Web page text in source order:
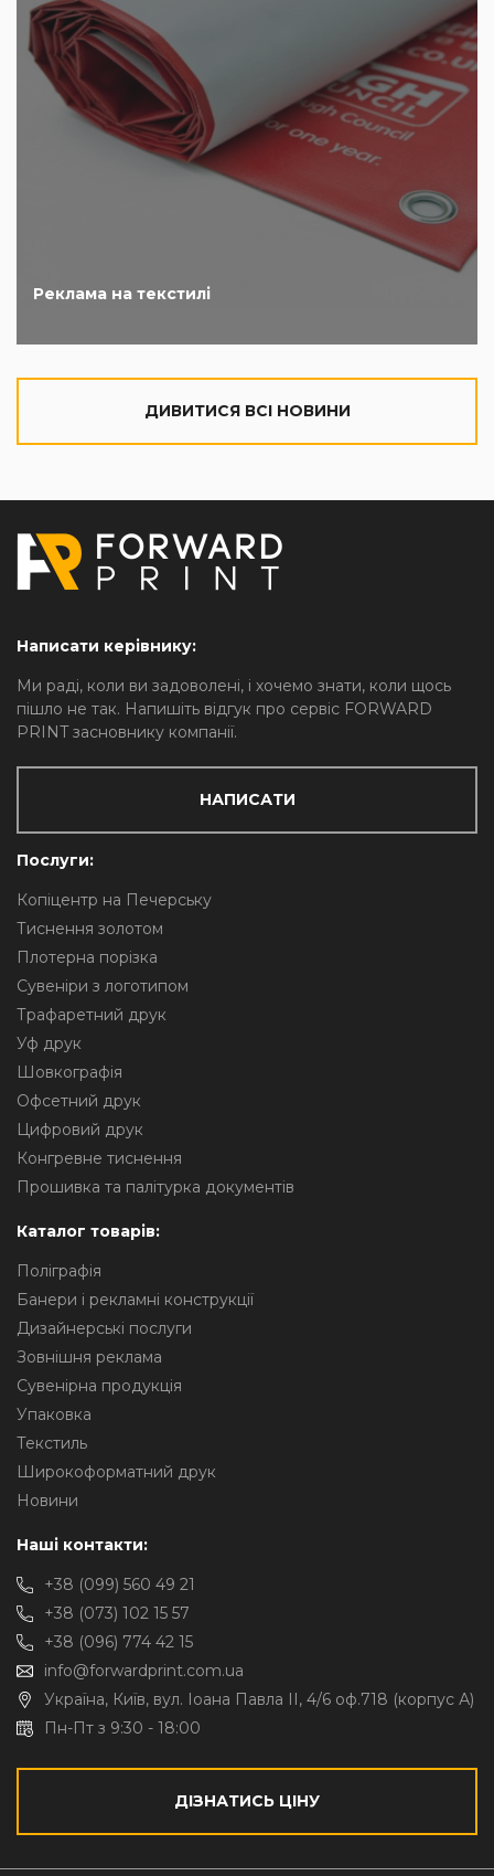
Реклама на текстилі
ДИВИТИСЯ ВСІ НОВИНИ
Написати керівнику:
Ми раді, коли ви задоволені, і хочемо знати, коли щось
пішло не так. Напишіть відгук про сервіс FORWARD
PRINT засновнику компанії.
НАПИСАТИ
Послуги:
Копіцентр на Печерську
Тиснення золотом
Плотерна порізка
Сувеніри з логотипом
Трафаретний друк
Уф друк
Шовкографія
Офсетний друк
Цифровий друк
Конгревне тиснення
Прошивка та палітурка документів
Каталог товарів:
Поліграфія
Банери і рекламні конструкції
Дизайнерські послуги
Зовнішня реклама
Сувенірна продукція
Упаковка
Текстиль
Широкоформатний друк
Новини
Наші контакти:
+38 (099) 560 49 21
+38 (073) 102 15 57
+38 (096) 774 42 15
info@forwardprint.com.ua
Україна, Київ, вул. Іоана Павла II, 4/6 оф.718 (корпус А)
Пн-Пт з 9:30 - 18:00
ДІЗНАТИСЬ ЦІНУ